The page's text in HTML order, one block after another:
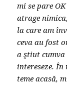
mi se pare
atrage
la care am
ceva au fost
a ştiut cumva
intereseze.
teme acasă,